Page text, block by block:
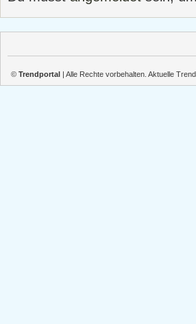
© Trendportal | Alle Rechte vorbehalten. Aktuelle